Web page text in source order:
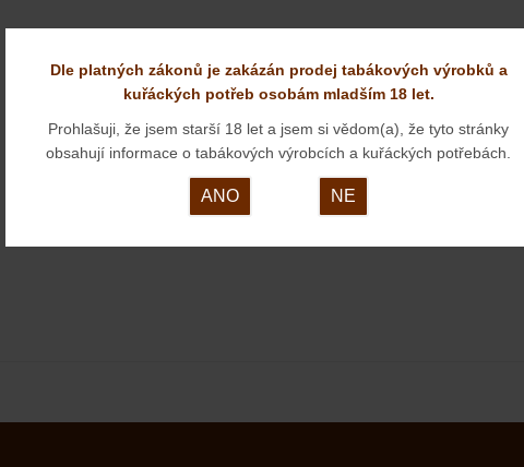
Dle platných zákonů je zakázán prodej tabákových výrobků a
kuřáckých potřeb osobám mladším 18 let.
Prohlašuji, že jsem starší 18 let a jsem si vědom(a), že tyto stránky
obsahují informace o tabákových výrobcích a kuřáckých potřebách.
ANO NE